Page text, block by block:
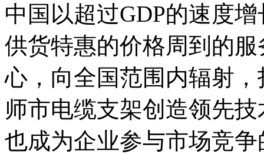
中国以超过GDP的速度
供货特惠的价格周到的
心，向全国范围内辐射
师市电缆支架创造领先
也成为企业参与市场竞